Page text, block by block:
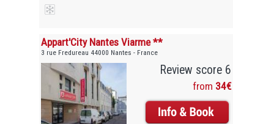
Appart'City Nantes Viarme **
3 rue Fredureau 44000 Nantes - France
Review score 6
from 34€